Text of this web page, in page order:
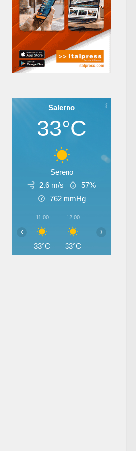
Salerno
33°C
Sereno
2.6 m/s
57%
762 mmHg
11:00
33°C
12:00
33°C
‹ ›